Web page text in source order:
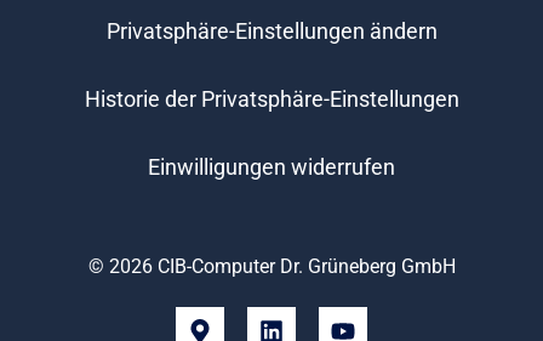
Privatsphäre-Einstellungen ändern
Historie der Privatsphäre-Einstellungen
Einwilligungen widerrufen
© 2026 CIB-Computer Dr. Grüneberg GmbH